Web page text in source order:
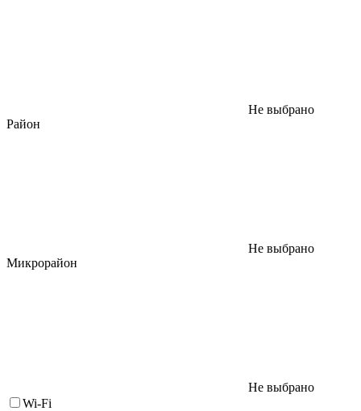
Не выбрано
Район
Не выбрано
Микрорайон
Не выбрано
Wi-Fi